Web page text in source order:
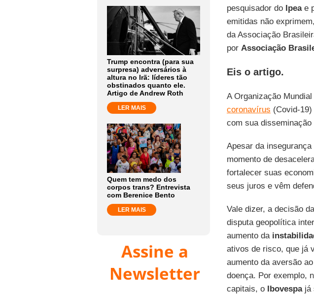
Trump encontra (para sua
surpresa) adversários à
altura no Irã: líderes tão
obstinados quanto ele.
Artigo de Andrew Roth
LER MAIS
Quem tem medo dos
corpos trans? Entrevista
com Berenice Bento
LER MAIS
Assine a
Newsletter
pesquisador do Ipeae
emitidas não
da Associação
porAssociação
Eis o artigo.
A Organização
coronavírus (Covid-
com sua
Apesar da
momento de
fortalecer suas
seus juros e vêm
Vale dizer, a decisão
disputa geopolítica
aumento da
ativos de risco, que já
aumento da aversão
doença. Por exemplo,
capitais, o Ibovespajá